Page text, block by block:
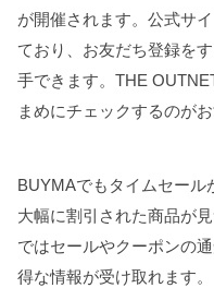
が開催されます。公式サ
ており、お友だち登録を
手できます。THE
まめにチェックするのがお
BUYMAでもタイムセール
大幅に割引された商品が
ではセールやクーポンの
得な情報が受け取れます。